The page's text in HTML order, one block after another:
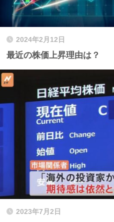
2024年2月12日
最近の株価上昇理由は？
2023年7月2日